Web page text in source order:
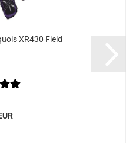
XR430 Field